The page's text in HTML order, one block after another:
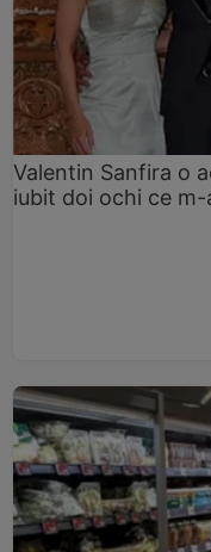
Valentin Sanfira o
iubit doi ochi ce m-